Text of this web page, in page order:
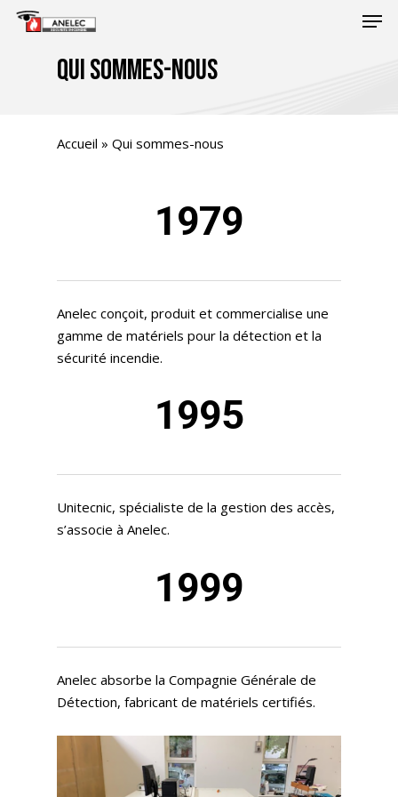
Skip
Qui Sommes-Nous
Accueil » Qui sommes-nous
1979
Anelec conçoit, produit et commercialise une
gamme de matériels pour la détection et la
sécurité incendie.
1995
Unitecnic, spécialiste de la gestion des accès,
s’associe à Anelec.
1999
Anelec absorbe la Compagnie Générale de
Détection, fabricant de matériels certifiés.